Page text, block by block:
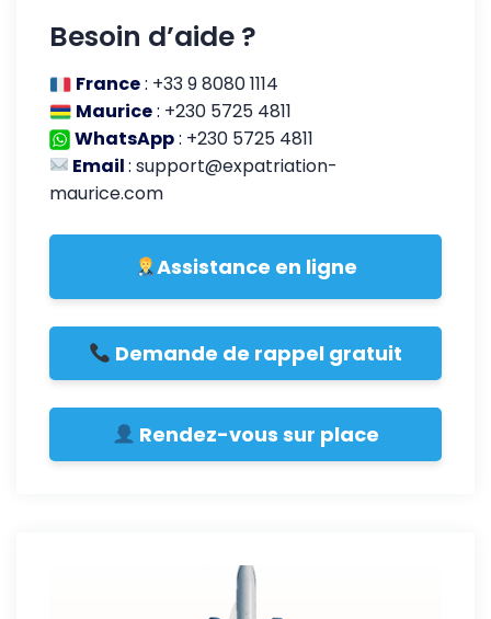
Besoin d’aide ?
France: +33 9 8080 1114
Maurice: +230 5725 4811
WhatsApp: +230 5725 4811
Email:support@expatriation-
maurice.com
Assistance en ligne
Demande de rappel gratuit
Rendez-vous sur place